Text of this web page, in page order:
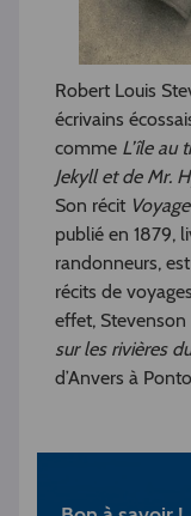
Robert Louis
écrivains
comme L’île au
Jekyll et de Mr.
Son récit
publié en 1879,
randonneurs,
récits de
effet,
sur les rivières
d’Anvers à